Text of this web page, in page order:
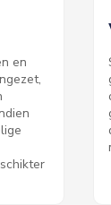
en